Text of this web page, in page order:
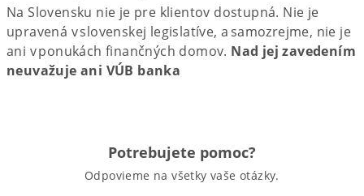
Na Slovensku nie je pre klientov dostupná. Nie je
upravená v slovenskej legislatíve, a samozrejme, nie je
ani v ponukách finančných domov. Nad jej zavedením
neuvažuje ani VÚB banka
Potrebujete pomoc?
Odpovieme na všetky vaše otázky.